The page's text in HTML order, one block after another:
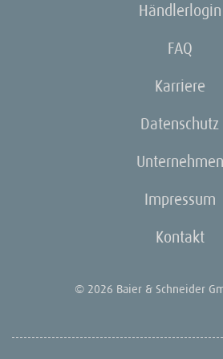
Händlerlogin
FAQ
Karriere
Datenschutz
Unternehmen
Impressum
Kontakt
© 2026 Baier & Schneider